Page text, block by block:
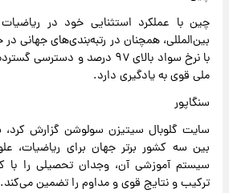
چین با عملکرد استثنایی خود در
بین‌المللی، همچنان در رتبه‌بندی‌های
با نرخ سواد بالای ۹۷ درصد و
ملی قوی به یادگیری دارد.
سنگاپور
سایت گلوبال سیتیزن سولوشن گزارش کرد،
بین سه کشور برتر جهان برای ریاضیات،
سیستم آموزشی آن، وجدان تحصیلی را با
ترکیب و نتایج قوی و مداوم را تضمین می‌کند.